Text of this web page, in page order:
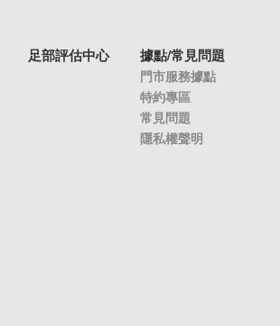
足部評估中心 據點/常見問題
門市服務據點
特約專區
常見問題
隱私權聲明